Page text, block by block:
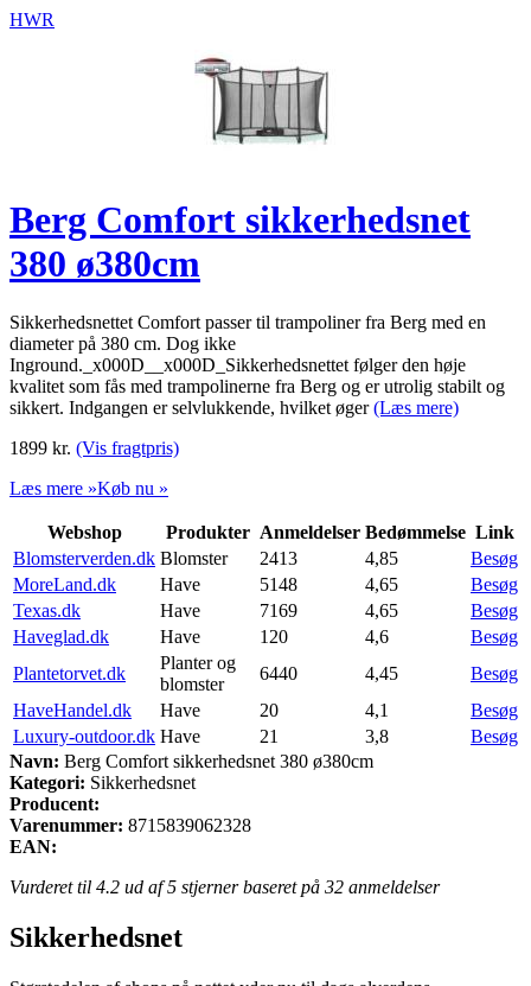
HWR
Berg Comfort sikkerhedsnet
380 ø380cm
Sikkerhedsnettet Comfort passer til trampoliner fra Berg med en
diameter på 380 cm. Dog ikke
Inground._x000D__x000D_Sikkerhedsnettet følger den høje
kvalitet som fås med trampolinerne fra Berg og er utrolig stabilt og
sikkert. Indgangen er selvlukkende, hvilket øger(Læs mere)
1899 kr. (Vis fragtpris)
Læs mere »Køb nu »
Webshop Produkter Anmeldelser Bedømmelse Link
Blomsterverden.dk Blomster 2413 4,85
Besøg
MoreLand.dk
Have 5148 4,65
Besøg
Texas.dk
Have 7169 4,65
Besøg
Haveglad.dk
Have 120 4,6
Besøg
Plantetorvet.dk
Planter og
blomster
6440 4,45
Besøg
HaveHandel.dk
Have 20 4,1
Besøg
Luxury-outdoor.dk Have 21 3,8
Besøg
Navn: Berg Comfort sikkerhedsnet 380 ø380cm
Kategori: Sikkerhedsnet
Producent:
Varenummer: 8715839062328
EAN:
Vurderet til 4.2 ud af 5 stjerner baseret på 32 anmeldelser
Sikkerhedsnet